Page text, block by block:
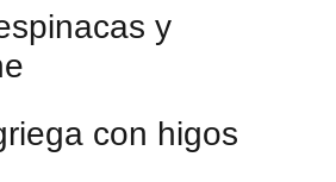
y
con higos